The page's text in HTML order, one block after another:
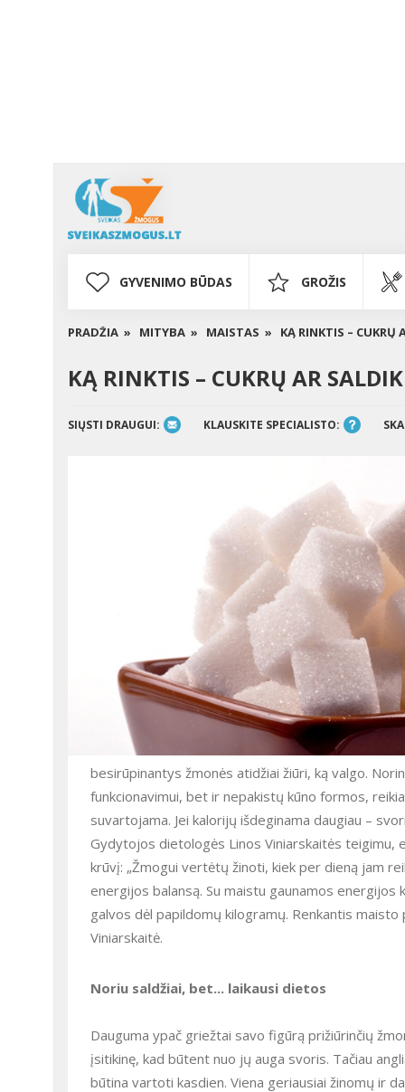
GYVENIMO BŪDAS GROŽIS
PRADŽIA » MITYBA » MAISTAS » KĄ RINKTIS – CUKRŲ
KĄ RINKTIS – CUKRŲ AR
SIŲSTI DRAUGUI: KLAUSKITE SPECIALISTO:
besirūpinantys žmonės atidžiai žiūri, ką valgo.
funkcionavimui, bet ir nepakistų kūno formos,
suvartojama. Jei kalorijų išdeginama daugiau –
Gydytojos dietologės Linos Viniarskaitės
krūvį: „Žmogui vertėtų žinoti, kiek per dieną jam
energijos balansą. Su maistu gaunamos
galvos dėl papildomų kilogramų. Renkantis
Viniarskaitė.
Noriu saldžiai, bet... laikausi dietos
Dauguma ypač griežtai savo figūrą prižiūrinčių
įsitikinę, kad būtent nuo jų auga svoris. Tačiau
būtina vartoti kasdien. Viena geriausiai žinomų ir